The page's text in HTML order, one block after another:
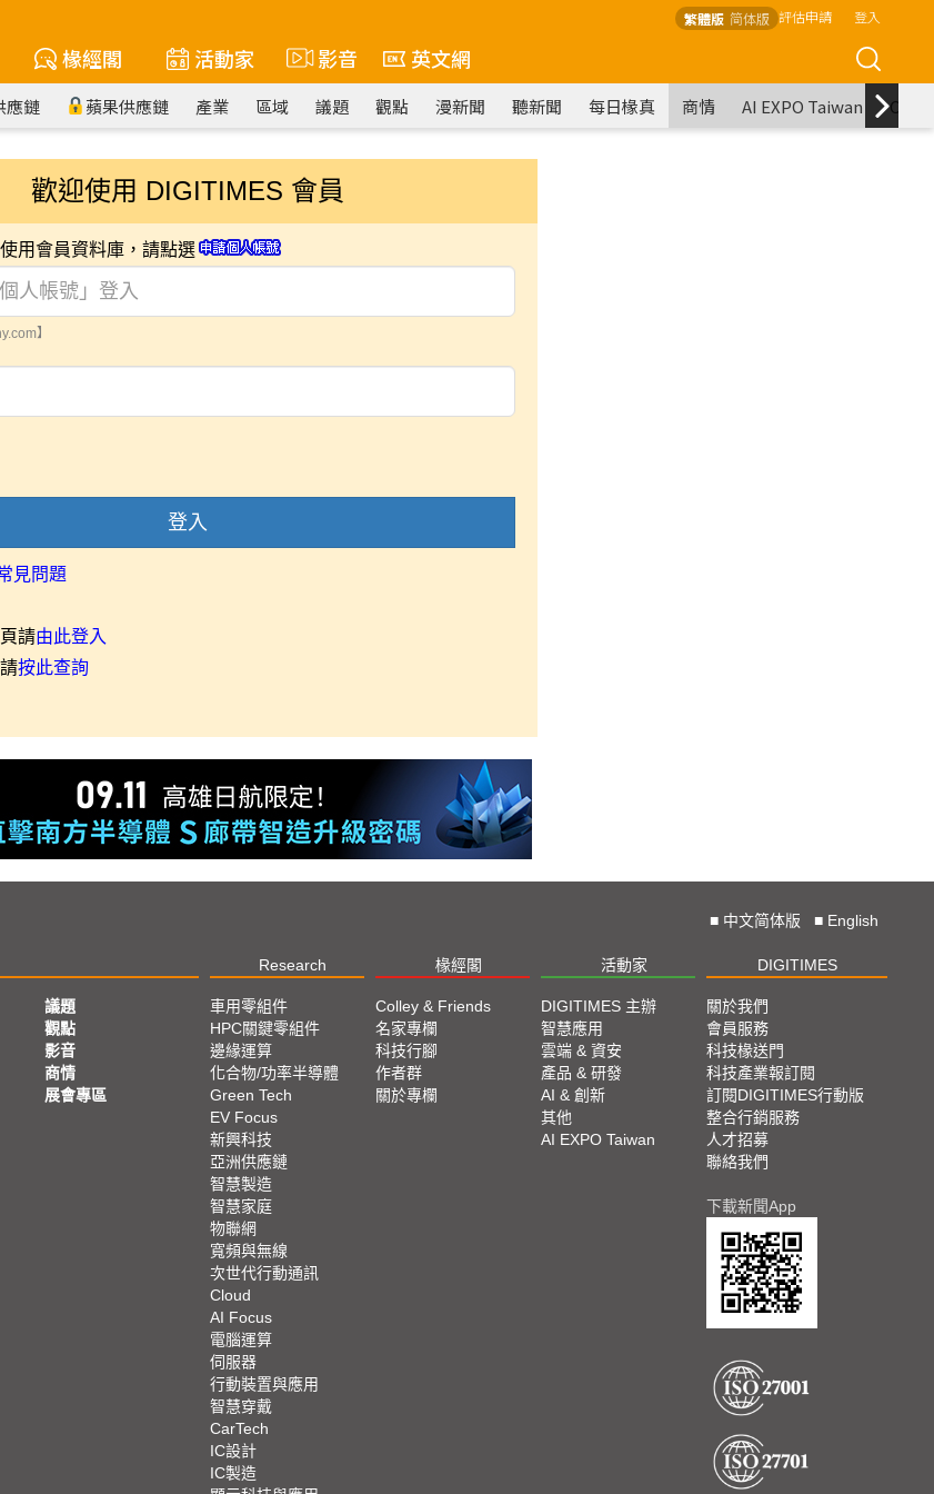
繁體版 简体版 評估申請 登入
椽經閣 活動家 影音 英文網
應鏈 蘋果供應鏈 產業 區域 議題 觀點 漫新聞 聽新聞 每日椽真 商情 AI EXPO Taiwan
歡迎使用 DIGITIMES 會員
用會員資料庫，請點選
】
登入
見問題
請由此登入
按此查詢
■ 中文简体版 ■ English
Research 椽經閣 活動家 DIGITIMES
議題
觀點
影音
商情
展會專區
車用零組件
HPC關鍵零組件
邊緣運算
化合物/功率半導體
Green Tech
EV Focus
新興科技
亞洲供應鏈
智慧製造
智慧家庭
物聯網
寬頻與無線
次世代行動通訊
Cloud
AI Focus
電腦運算
伺服器
行動裝置與應用
智慧穿戴
CarTech
IC設計
IC製造
Colley & Friends
名家專欄
科技行腳
作者群
關於專欄
DIGITIMES 主辦
智慧應用
雲端 & 資安
產品 & 研發
AI & 創新
其他
AI EXPO Taiwan
關於我們
會員服務
科技椽送門
科技產業報訂閱
訂閱DIGITIMES行動版
整合行銷服務
人才招募
聯絡我們
下載新聞App